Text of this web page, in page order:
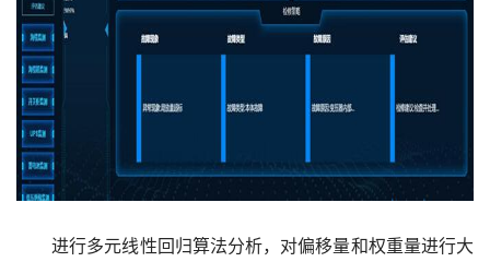
进行多元线性回归算法分析，对偏移量和权重量进行大